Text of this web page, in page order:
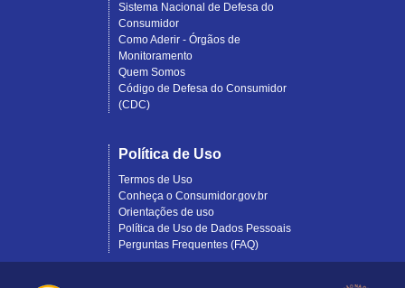
Sistema Nacional de Defesa do
Consumidor
Como Aderir - Órgãos de
Monitoramento
Quem Somos
Código de Defesa do Consumidor
(CDC)
Política de Uso
Termos de Uso
Conheça o Consumidor.gov.br
Orientações de uso
Política de Uso de Dados Pessoais
Perguntas Frequentes (FAQ)